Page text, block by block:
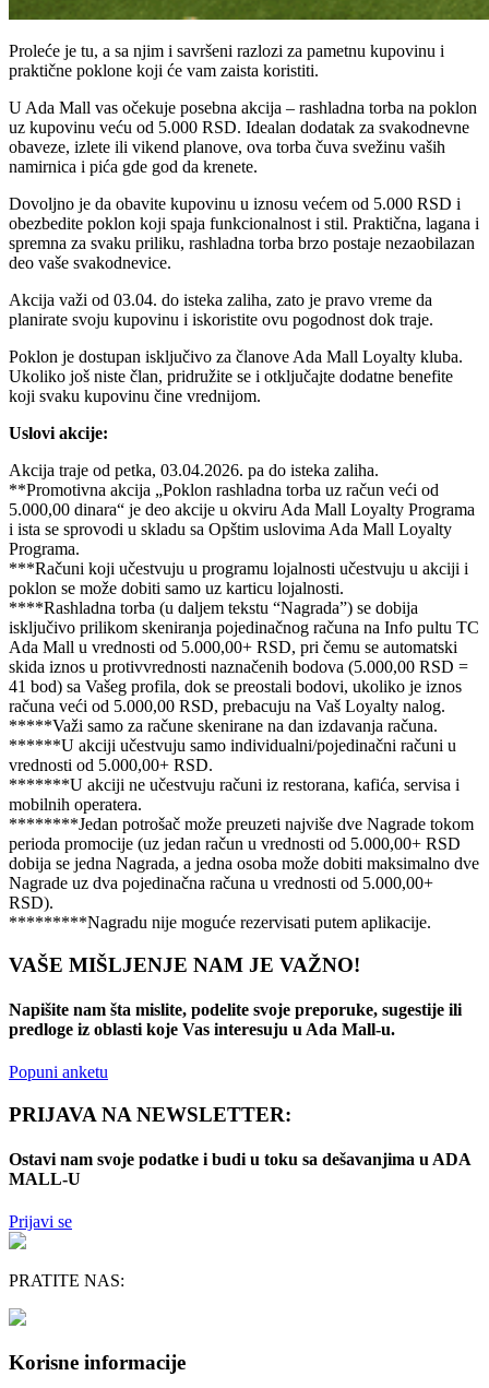
Proleće je tu, a sa njim i savršeni razlozi za pametnu kupovinu i
praktične poklone koji će vam zaista koristiti.
U Ada Mall vas očekuje posebna akcija – rashladna torba na poklon
uz kupovinu veću od 5.000 RSD. Idealan dodatak za svakodnevne
obaveze, izlete ili vikend planove, ova torba čuva svežinu vaših
namirnica i pića gde god da krenete.
Dovoljno je da obavite kupovinu u iznosu većem od 5.000 RSD i
obezbedite poklon koji spaja funkcionalnost i stil. Praktična, lagana i
spremna za svaku priliku, rashladna torba brzo postaje nezaobilazan
deo vaše svakodnevice.
Akcija važi od 03.04. do isteka zaliha, zato je pravo vreme da
planirate svoju kupovinu i iskoristite ovu pogodnost dok traje.
Poklon je dostupan isključivo za članove Ada Mall Loyalty kluba.
Ukoliko još niste član, pridružite se i otključajte dodatne benefite
koji svaku kupovinu čine vrednijom.
Uslovi akcije:
Akcija traje od petka, 03.04.2026. pa do isteka zaliha.
**Promotivna akcija „Poklon rashladna torba uz račun veći od
5.000,00 dinara“ je deo akcije u okviru Ada Mall Loyalty Programa
i ista se sprovodi u skladu sa Opštim uslovima Ada Mall Loyalty
Programa.
***Računi koji učestvuju u programu lojalnosti učestvuju u akciji i
poklon se može dobiti samo uz karticu lojalnosti.
****Rashladna torba (u daljem tekstu “Nagrada”) se dobija
isključivo prilikom skeniranja pojedinačnog računa na Info pultu TC
Ada Mall u vrednosti od 5.000,00+ RSD, pri čemu se automatski
skida iznos u protivvrednosti naznačenih bodova (5.000,00 RSD =
41 bod) sa Vašeg profila, dok se preostali bodovi, ukoliko je iznos
računa veći od 5.000,00 RSD, prebacuju na Vaš Loyalty nalog.
*****Važi samo za račune skenirane na dan izdavanja računa.
******U akciji učestvuju samo individualni/pojedinačni računi u
vrednosti od 5.000,00+ RSD.
*******U akciji ne učestvuju računi iz restorana, kafića, servisa i
mobilnih operatera.
********Jedan potrošač može preuzeti najviše dve Nagrade tokom
perioda promocije (uz jedan račun u vrednosti od 5.000,00+ RSD
dobija se jedna Nagrada, a jedna osoba može dobiti maksimalno dve
Nagrade uz dva pojedinačna računa u vrednosti od 5.000,00+
RSD).
*********Nagradu nije moguće rezervisati putem aplikacije.
VAŠE MIŠLJENJE NAM JE VAŽNO!
Napišite nam šta mislite, podelite svoje preporuke, sugestije ili
predloge iz oblasti koje Vas interesuju u Ada Mall-u.
Popuni anketu
PRIJAVA NA NEWSLETTER:
Ostavi nam svoje podatke i budi u toku sa dešavanjima u ADA
MALL-U
Prijavi se
PRATITE NAS:
Korisne informacije